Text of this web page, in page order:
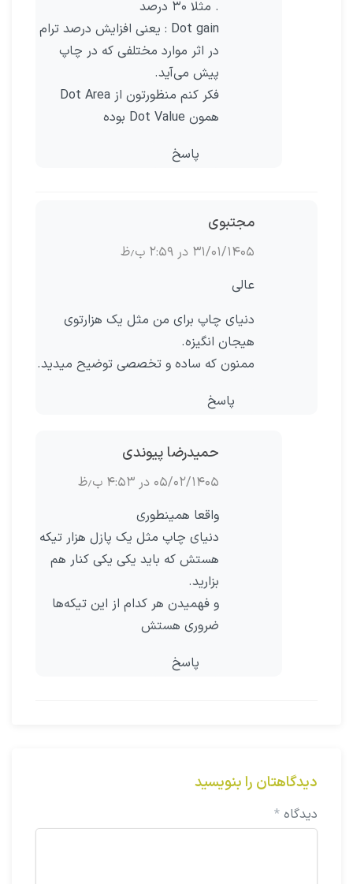
. مثلا ۳۰ درصد
Dot gain : یعنی افزایش درصد ترام
در اثر موارد مختلفی که در چاپ
پیش می‌آید.
فکر کنم منظورتون از Dot Area
همون Dot Value بوده
پاسخ
مجتبوی
۳۱/۰۱/۱۴۰۵ در ۲:۵۹ ب٫ظ
عالی
دنیای چاپ برای من مثل یک هزارتوی
هیجان انگیزه.
ممنون که ساده و تخصصی توضیح میدید.
پاسخ
حمیدرضا پیوندی
۰۵/۰۲/۱۴۰۵ در ۴:۵۳ ب٫ظ
واقعا همینطوری
دنیای چاپ مثل یک پازل هزار تیکه
هستش که باید یکی یکی کنار هم
بزارید.
و فهمیدن هر کدام از این تیکه‌ها
ضروری هستش
پاسخ
دیدگاهتان را بنویسید
دیدگاه *